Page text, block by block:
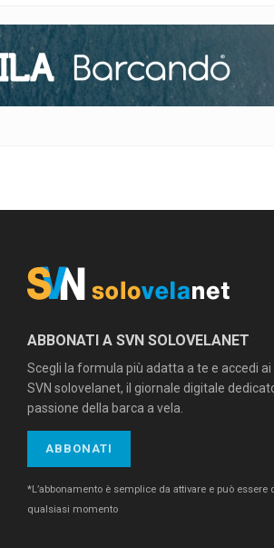
ABBONATI A SVN SOLOVELANET
Scegli la formula più adatta a te e accedi
SVN solovelanet, il giornale digitale
passione della barca a vela.
ABBONATI
*L’abbonamento è semplice da attivare e può essere
qualsiasi momento